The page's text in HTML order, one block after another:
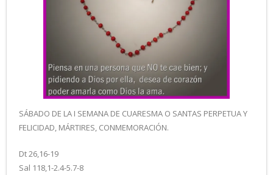
SÁBADO DE LA I SEMANA DE CUARESMA O SANTAS PERPETUA Y
FELICIDAD, MÁRTIRES, CONMEMORACIÓN.
Dt 26,16-19
Sal 118,1-2.4-5.7-8